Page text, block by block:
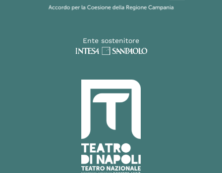
Ente sostenitore